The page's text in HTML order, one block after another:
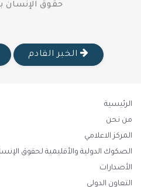
حقوق الإنسان
الخبر القادم
الرئيسية
من نحن
المركز الاعلامي
الصكوك الدولية والأقليمية لحقوق
الأصدارات
التعاون الدولي